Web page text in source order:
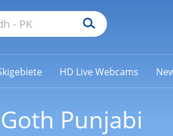
HD Live Webcams
Punjabi